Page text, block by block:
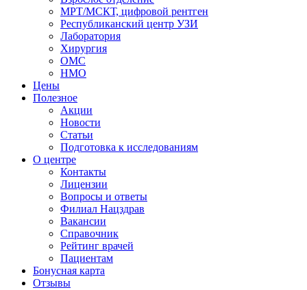
МРТ/МСКТ, цифровой рентген
Республиканский центр УЗИ
Лаборатория
Хирургия
ОМС
НМО
Цены
Полезное
Акции
Новости
Статьи
Подготовка к исследованиям
О центре
Контакты
Лицензии
Вопросы и ответы
Филиал Нацздрав
Вакансии
Справочник
Рейтинг врачей
Пациентам
Бонусная карта
Отзывы